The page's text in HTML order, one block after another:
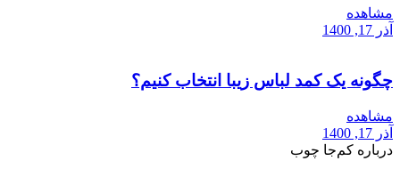
مشاهده
آذر 17, 1400
چگونه یک کمد لباس زیبا انتخاب کنیم؟
مشاهده
آذر 17, 1400
درباره کم‌جا چوب